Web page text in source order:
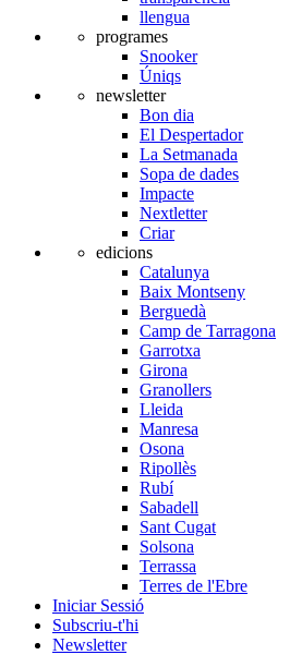
llengua
programes
Snooker
Úniqs
newsletter
Bon dia
El Despertador
La Setmanada
Sopa de dades
Impacte
Nextletter
Criar
edicions
Catalunya
Baix Montseny
Berguedà
Camp de Tarragona
Garrotxa
Girona
Granollers
Lleida
Manresa
Osona
Ripollès
Rubí
Sabadell
Sant Cugat
Solsona
Terrassa
Terres de l'Ebre
Iniciar Sessió
Subscriu-t'hi
Newsletter